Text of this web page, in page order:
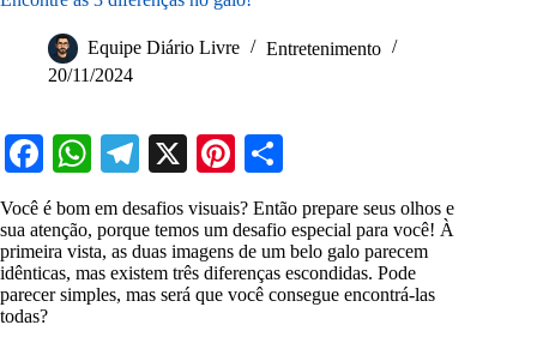
Equipe Diário Livre
Entretenimento
20/11/2024
Fa
ce
bo
ok
W
ts
A
pp
Te
le
gr
a
m
X
Pi
nt
er
es
t
ha
re
Você é bom em desafios visuais? Então prepare seus olhos e
sua atenção, porque temos um desafio especial para você! À
primeira vista, as duas imagens de um belo galo parecem
idênticas, mas existem três diferenças escondidas. Pode
parecer simples, mas será que você consegue encontrá-las
todas?